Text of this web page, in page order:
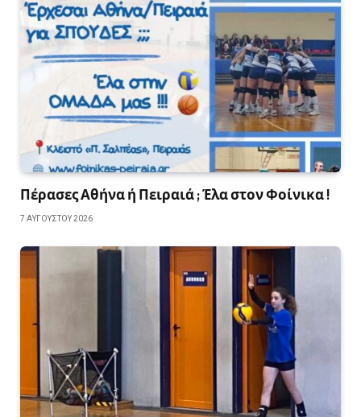
Πέρασες Αθήνα ή Πειραιά ; Έλα στον Φοίνικα !
7 ΑΥΓΟΎΣΤΟΥ 2026